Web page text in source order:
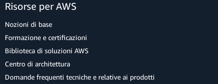
Risorse per AWS
Nozioni di base
Formazione e certificazioni
Biblioteca di soluzioni AWS
Centro di architettura
Domande frequenti tecniche e relative ai prodotti